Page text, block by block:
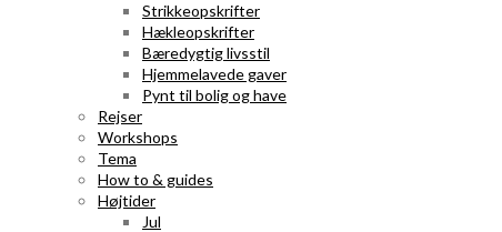
Strikkeopskrifter
Hækleopskrifter
Bæredygtig livsstil
Hjemmelavede gaver
Pynt til bolig og have
Rejser
Workshops
Tema
How to & guides
Højtider
Jul